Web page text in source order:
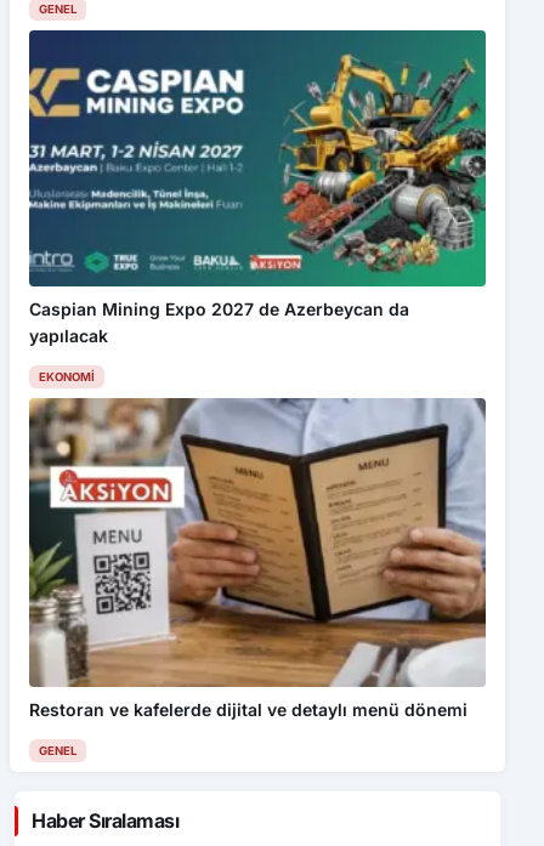
GENEL
Caspian Mining Expo 2027 de Azerbeycan da
yapılacak
EKONOMI
Restoran ve kafelerde dijital ve detaylı menü dönemi
GENEL
Haber Sıralaması